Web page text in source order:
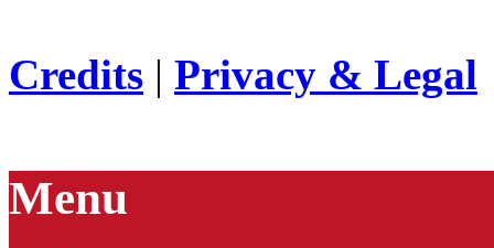
Credits | Privacy & Legal
Menu